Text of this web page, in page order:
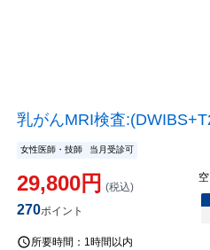
乳がんMRI検査
女性医師・技師 当月受診可
29,800円 (税込)
270ポイント
所要時間： 1時間以内